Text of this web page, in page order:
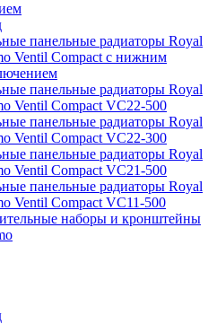
панельные радиаторы Royal
Ventil Compact с нижним
панельные радиаторы Royal
Ventil Compact VC22-500
панельные радиаторы Royal
Ventil Compact VC22-300
панельные радиаторы Royal
Ventil Compact VC21-500
панельные радиаторы Royal
Ventil Compact VC11-500
наборы и кронштейны